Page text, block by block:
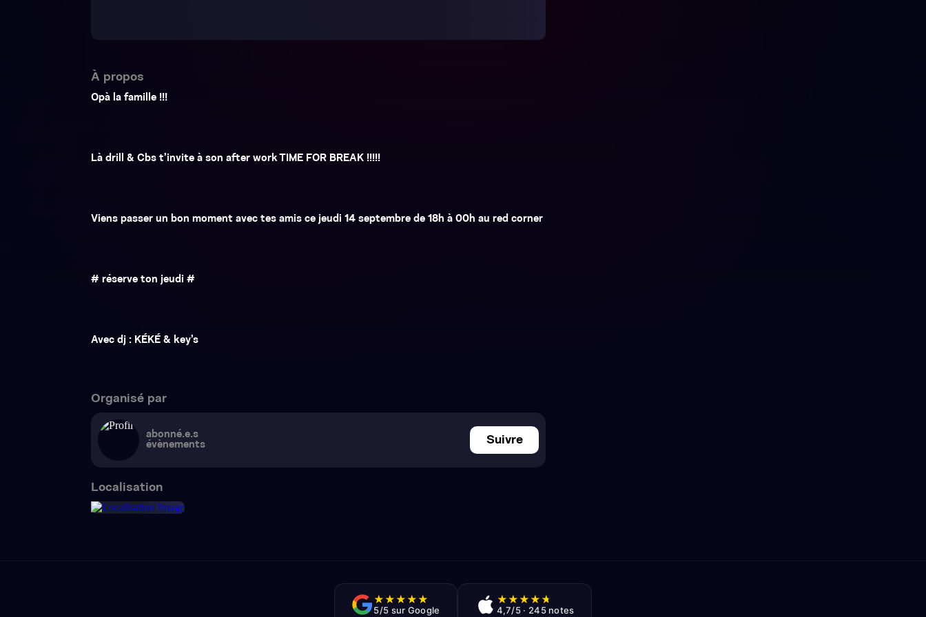
À propos
Opà la famille !!!
Là drill & Cbs t’invite à son after work TIME FOR BREAK !!!!!
Viens passer un bon moment avec tes amis ce jeudi 14 septembre de 18h à 00h au red corner
# réserve ton jeudi #
Avec dj : KÉKÉ & key’s
Organisé par
abonné.e.s
évènements
Suivre
Localisation
★★★★★
5/5 sur Google
★★★★★
4,7/5 · 245 notes